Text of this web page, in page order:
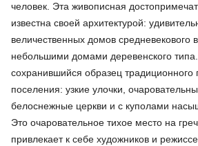
человек. Эта живописная
известна своей архитектурой:
величественных домов средневекового
небольшими домами деревенского
сохранившийся образец традиционного
поселения: узкие улочки,
белоснежные церкви и с куполами
Это очаровательное тихое место на
привлекает к себе художников и